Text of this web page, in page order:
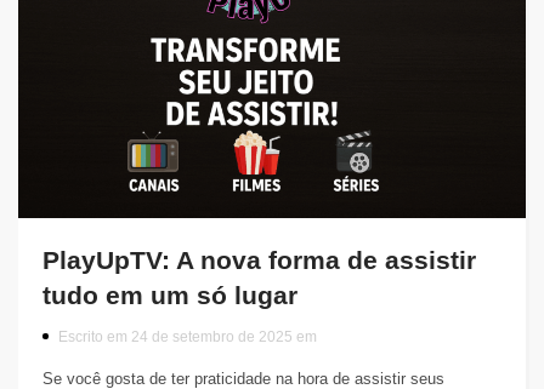
PlayUpTV: A nova forma de assistir
tudo em um só lugar
Escrito em 24 de setembro de 2025 em
Se você gosta de ter praticidade na hora de assistir seus